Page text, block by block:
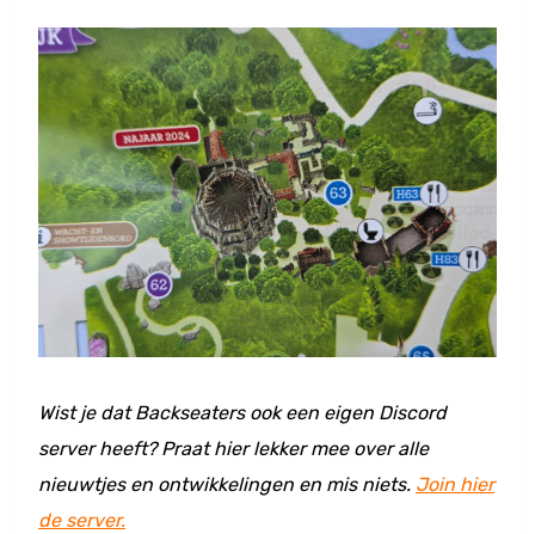
Wist je dat Backseaters ook een eigen Discord
server heeft? Praat hier lekker mee over alle
nieuwtjes en ontwikkelingen en mis niets. Join hier
de server.